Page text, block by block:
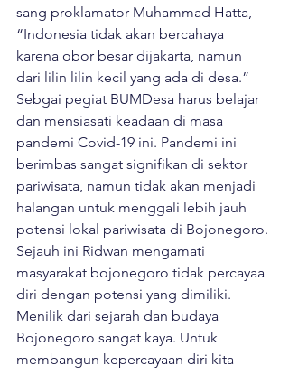
sang proklamator Muhammad Hatta,
“Indonesia tidak akan bercahaya
karena obor besar dijakarta, namun
dari lilin lilin kecil yang ada di desa.”
Sebgai pegiat BUMDesa harus belajar
dan mensiasati keadaan di masa
pandemi Covid-19 ini. Pandemi ini
berimbas sangat signifikan di sektor
pariwisata, namun tidak akan menjadi
halangan untuk menggali lebih jauh
potensi lokal pariwisata di Bojonegoro.
Sejauh ini Ridwan mengamati
masyarakat bojonegoro tidak percayaa
diri dengan potensi yang dimiliki.
Menilik dari sejarah dan budaya
Bojonegoro sangat kaya. Untuk
membangun kepercayaan diri kita